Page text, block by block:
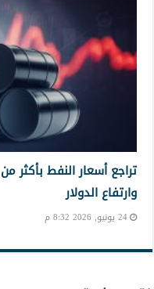
وارتفاع الدولار
24 يونيو, 2026 8:32 م